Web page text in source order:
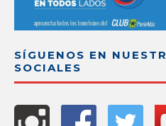
SÍGUENOS EN
SOCIALES